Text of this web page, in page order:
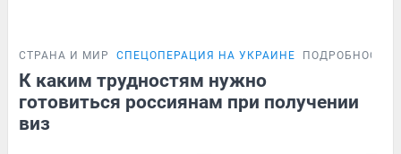
СТРАНА И МИР СПЕЦОПЕРАЦИЯ НА УКРАИНЕ ПОДРОБНОСТИ
К каким трудностям нужно
готовиться россиянам при получении
виз